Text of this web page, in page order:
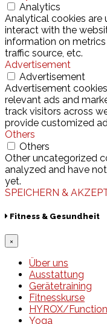
Analytics
Analytical cookies are
interact with the
information on
traffic source, etc.
Advertisement
Advertisement
Advertisement
relevant ads and
track visitors across
provide customized
Others
Others
Other uncategorized
analyzed and have
yet.
SPEICHERN &
Fitness & Gesundheit
×
Über uns
Ausstattung
Gerätetraining
Fitnesskurse
HYROX/
Yoga